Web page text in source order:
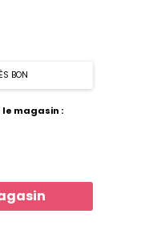
BON
magasin :